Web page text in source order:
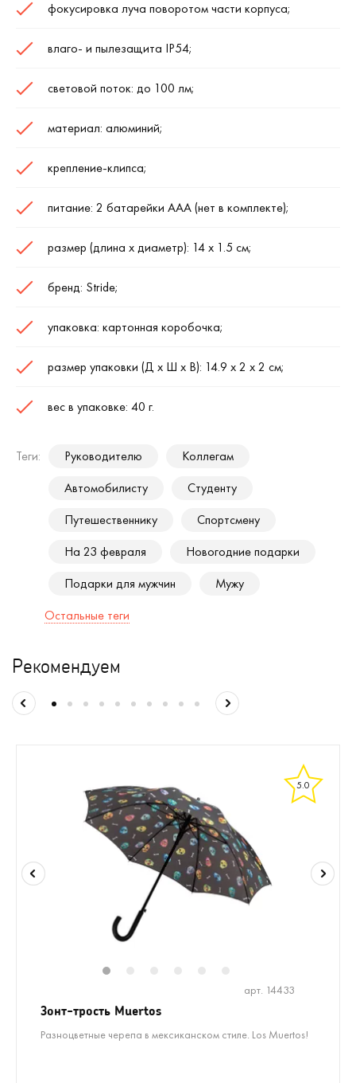
фокусировка луча поворотом части корпуса;
влаго- и пылезащита IP54;
световой поток: до 100 лм;
материал: алюминий;
крепление-клипса;
питание: 2 батарейки ААА (нет в комплекте);
размер (длина х диаметр): 14 х 1.5 см;
бренд: Stride;
упаковка: картонная коробочка;
размер упаковки (Д х Ш х В): 14.9 х 2 х 2 см;
вес в упаковке: 40 г.
Теги: Руководителю
Коллегам
Автомобилисту
Студенту
Путешественнику
Спортсмену
На 23 февраля
Новогодние подарки
Подарки для мужчин
Мужу
Остальные теги
Рекомендуем
5.0
арт. 14433
Зонт-трость Muertos
Разноцветные черепа в мексиканском стиле. Los Muertos!